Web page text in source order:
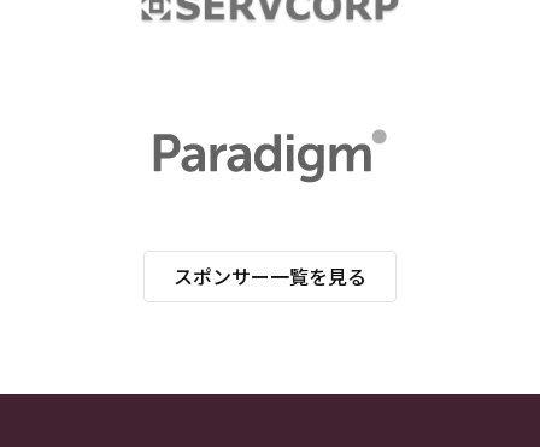
スポンサー一覧を見る